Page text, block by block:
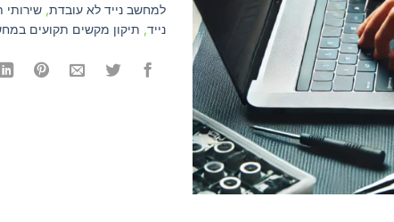
למחשב נייד לא עובדת, שירותי
נייד, תיקון מקשים תקועים